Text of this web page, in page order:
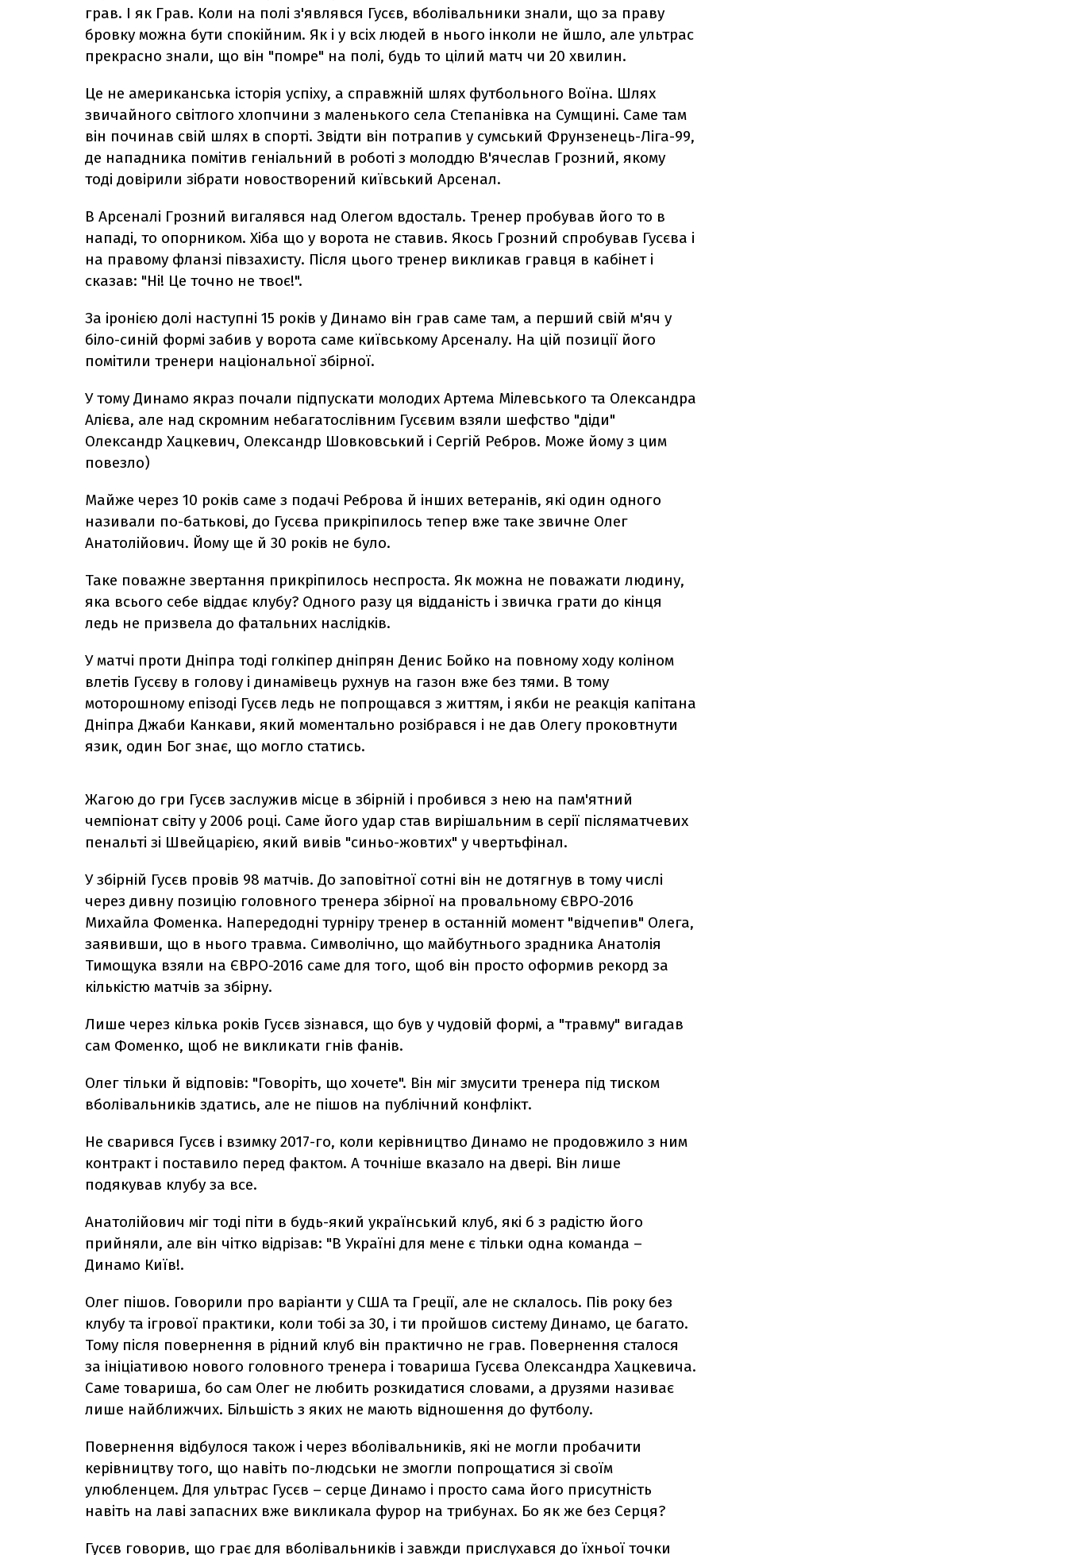
грав. І як Грав. Коли на полі з'являвся Гусєв, вболівальники знали, що за праву
бровку можна бути спокійним. Як і у всіх людей в нього інколи не йшло, але ультрас
прекрасно знали, що він "помре" на полі, будь то цілий матч чи 20 хвилин.
Це не американська історія успіху, а справжній шлях футбольного Воїна. Шлях
звичайного світлого хлопчини з маленького села Степанівка на Сумщині. Саме там
він починав свій шлях в спорті. Звідти він потрапив у сумський Фрунзенець-Ліга-99,
де нападника помітив геніальний в роботі з молоддю В'ячеслав Грозний, якому
тоді довірили зібрати новостворений київський Арсенал.
В Арсеналі Грозний вигалявся над Олегом вдосталь. Тренер пробував його то в
нападі, то опорником. Хіба що у ворота не ставив. Якось Грозний спробував Гусєва і
на правому фланзі півзахисту. Після цього тренер викликав гравця в кабінет і
сказав: "Ні! Це точно не твоє!".
За іронією долі наступні 15 років у Динамо він грав саме там, а перший свій м'яч у
біло-синій формі забив у ворота саме київському Арсеналу. На цій позиції його
помітили тренери національної збірної.
У тому Динамо якраз почали підпускати молодих Артема Мілевського та Олександра
Алієва, але над скромним небагатослівним Гусєвим взяли шефство "діди"
Олександр Хацкевич, Олександр Шовковський і Сергій Ребров. Може йому з цим
повезло)
Майже через 10 років саме з подачі Реброва й інших ветеранів, які один одного
називали по-батькові, до Гусєва прикріпилось тепер вже таке звичне Олег
Анатолійович. Йому ще й 30 років не було.
Таке поважне звертання прикріпилось неспроста. Як можна не поважати людину,
яка всього себе віддає клубу? Одного разу ця відданість і звичка грати до кінця
ледь не призвела до фатальних наслідків.
У матчі проти Дніпра тоді голкіпер дніпрян Денис Бойко на повному ходу коліном
влетів Гусєву в голову і динамівець рухнув на газон вже без тями. В тому
моторошному епізоді Гусєв ледь не попрощався з життям, і якби не реакція капітана
Дніпра Джаби Канкави, який моментально розібрався і не дав Олегу проковтнути
язик, один Бог знає, що могло статись.
Жагою до гри Гусєв заслужив місце в збірній і пробився з нею на пам'ятний
чемпіонат світу у 2006 році. Саме його удар став вирішальним в серії післяматчевих
пенальті зі Швейцарією, який вивів "синьо-жовтих" у чвертьфінал.
У збірній Гусєв провів 98 матчів. До заповітної сотні він не дотягнув в тому числі
через дивну позицію головного тренера збірної на провальному ЄВРО-2016
Михайла Фоменка. Напередодні турніру тренер в останній момент "відчепив" Олега,
заявивши, що в нього травма. Символічно, що майбутнього зрадника Анатолія
Тимощука взяли на ЄВРО-2016 саме для того, щоб він просто оформив рекорд за
кількістю матчів за збірну.
Лише через кілька років Гусєв зізнався, що був у чудовій формі, а "травму" вигадав
сам Фоменко, щоб не викликати гнів фанів.
Олег тільки й відповів: "Говоріть, що хочете". Він міг змусити тренера під тиском
вболівальників здатись, але не пішов на публічний конфлікт.
Не сварився Гусєв і взимку 2017-го, коли керівництво Динамо не продовжило з ним
контракт і поставило перед фактом. А точніше вказало на двері. Він лише
подякував клубу за все.
Анатолійович міг тоді піти в будь-який український клуб, які б з радістю його
прийняли, але він чітко відрізав: "В Україні для мене є тільки одна команда –
Динамо Київ!.
Олег пішов. Говорили про варіанти у США та Греції, але не склалось. Пів року без
клубу та ігрової практики, коли тобі за 30, і ти пройшов систему Динамо, це багато.
Тому після повернення в рідний клуб він практично не грав. Повернення сталося
за ініціативою нового головного тренера і товариша Гусєва Олександра Хацкевича.
Саме товариша, бо сам Олег не любить розкидатися словами, а друзями називає
лише найближчих. Більшість з яких не мають відношення до футболу.
Повернення відбулося також і через вболівальників, які не могли пробачити
керівництву того, що навіть по-людськи не змогли попрощатися зі своїм
улюбленцем. Для ультрас Гусєв – серце Динамо і просто сама його присутність
навіть на лаві запасних вже викликала фурор на трибунах. Бо як же без Серця?
Гусєв говорив, що грає для вболівальників і завжди прислухався до їхньої точки